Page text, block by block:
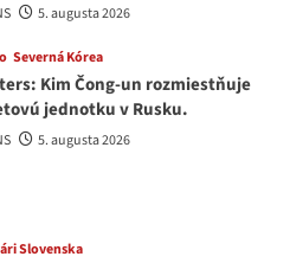
5. augusta 2026
Severná Kórea
Kim Čong-un rozmiestňuje
jednotku v Rusku.
5. augusta 2026
Slovenska